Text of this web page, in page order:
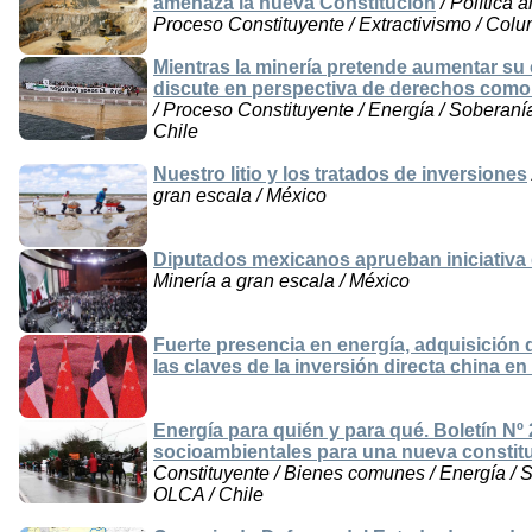
Proceso Constituyente / Extractivismo /
Mientras la minería pretende aumentar
discute en perspectiva de derechos
/ Proceso Constituyente / Energía /
Chile
Nuestro litio y los tratados de inversiones
gran escala / México
Diputados mexicanos aprueban iniciativa
Minería a gran escala / México
Fuerte presencia en energía, adquisición
las claves de la inversión directa china en
Energía para quién y para qué. Boletín
socioambientales para una nueva
Constituyente / Bienes comunes / Energía /
OLCA / Chile